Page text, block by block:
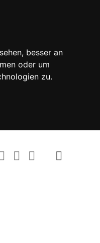
besser an
oder um
zu.